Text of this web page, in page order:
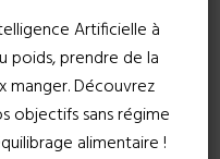
Artificielle à
poids, prendre de la
manger. Découvrez
objectifs sans régime
alimentaire !